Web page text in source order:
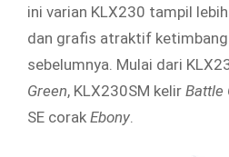
ini varian KLX230 tampil
dan grafis atraktif
sebelumnya. Mulai dari
Green, KLX230SM kelir Battle
SE corak Ebony